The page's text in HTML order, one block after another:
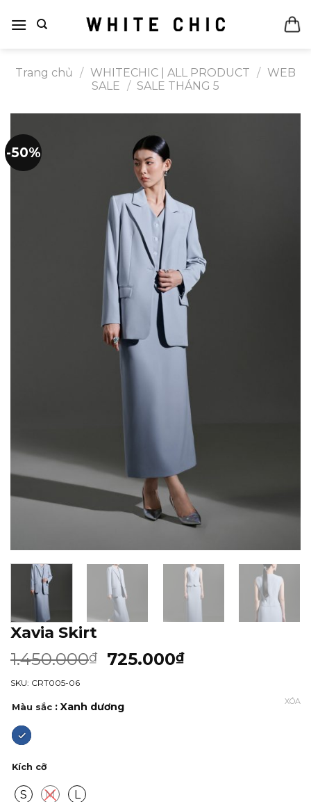
qua
Trang chủ
/ WHITECHIC | ALL PRODUCT / WEB
SALE / SALE THÁNG 5
-50%
Xavia Skirt
1.450.000₫ 725.000₫
SKU: CRT005-06
Màu sắc : Xanh dương
Kích cỡ
S M L
XÓA